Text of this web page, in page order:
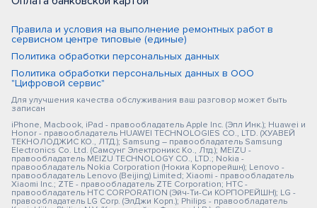
Правила и условия на выполнение ремонтных работ в
сервисном центре типовые (единые)
Политика обработки персональных данных
Политика обработки персональных данных в ООО
"Цифровой сервис"
Для улучшения качества обслуживания ваш разговор может быть
записан
iPhone, Macbook, iPad - правообладатель Apple Inc. (Эпл Инк.); Huawei и
Honor - правообладатель HUAWEI TECHNOLOGIES CO., LTD. (ХУАВЕЙ
ТЕКНОЛОДЖИС КО., ЛТД.); Samsung – правообладатель Samsung
Electronics Co. Ltd. (Самсунг Электроникс Ко., Лтд.); MEIZU -
правообладатель MEIZU TECHNOLOGY CO., LTD.; Nokia -
правообладатель Nokia Corporation (Нокиа Корпорейшн); Lenovo -
правообладатель Lenovo (Beijing) Limited; Xiaomi - правообладатель
Xiaomi Inc.; ZTE - правообладатель ZTE Corporation; HTC -
правообладатель HTC CORPORATION (Эйч-Ти-Си КОРПОРЕЙШН); LG -
правообладатель LG Corp. (ЭлДжи Корп.); Philips - правообладатель